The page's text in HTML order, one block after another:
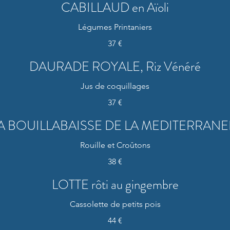
CABILLAUD en Aïoli
Légumes Printaniers
37 €
DAURADE ROYALE, Riz Vénéré
Jus de coquillages
37 €
BOUILLABAISSE DE LA
38 €
LOTTE rôti au gingembre
Cassolette de petits pois
44 €